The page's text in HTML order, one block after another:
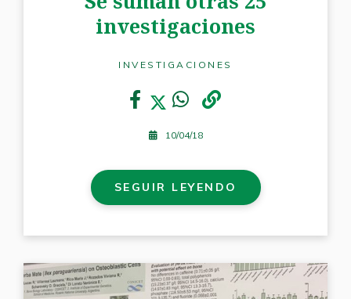
investigaciones
INVESTIGACIONES
10/04/18
SEGUIR LEYENDO